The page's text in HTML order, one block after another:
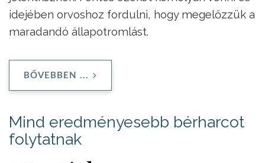
idejében orvoshoz fordulni, hogy megelőzzük a
maradandó állapotromlást.
BŐVEBBEN ...
Mind eredményesebb bérharcot
folytatnak